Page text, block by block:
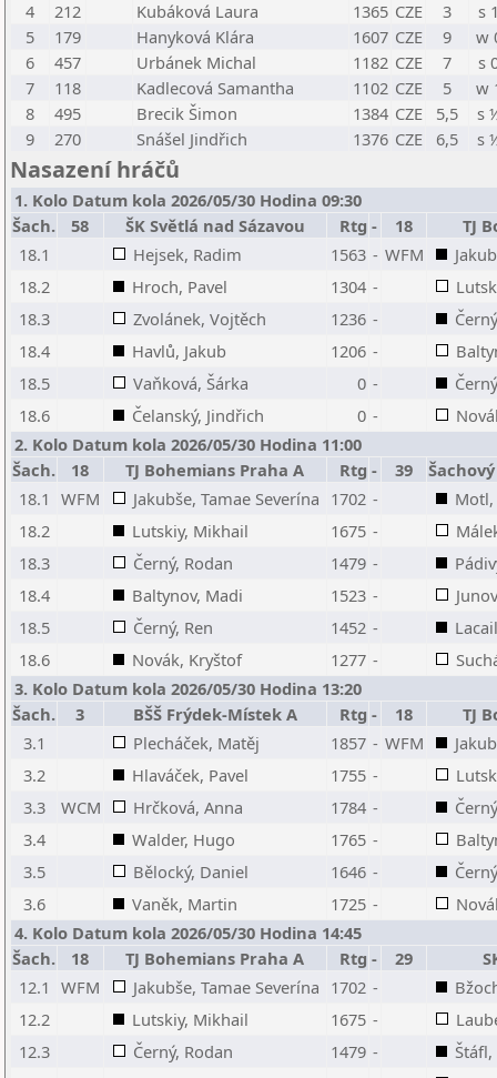
4
212 Kubáková Laura 1365 CZE 3
s
5
179 Hanyková Klára 1607 CZE 9
w
6
457 Urbánek Michal 1182 CZE 7
s
7
118 Kadlecová Samantha 1102 CZE 5
w
8
495 Brecik Šimon 1384 CZE 5,5
s
9
270 Snášel Jindřich 1376 CZE 6,5 s
Nasazení hráčů
1. Kolo Datum kola 2026/05/30 Hodina 09:30
Šach.
58 ŠK Světlá nad Sázavou Rtg - 18
TJ
18.1
Hejsek, Radim 1563 - WFM
18.2
Hroch, Pavel 1304 -
18.3
Zvolánek, Vojtěch 1236 -
18.4
Havlů, Jakub 1206 -
18.5
Vaňková, Šárka 0 -
18.6
Čelanský, Jindřich 0 -
2. Kolo Datum kola 2026/05/30 Hodina 11:00
Šach.
18 TJ Bohemians Praha A Rtg - 39
18.1
WFM Jakubše, Tamae Severína 1702 -
Motl,
18.2
Lutskiy, Mikhail 1675 -
18.3
Černý, Rodan 1479 -
18.4
Baltynov, Madi 1523 -
18.5
Černý, Ren 1452 -
18.6
Novák, Kryštof 1277 -
3. Kolo Datum kola 2026/05/30 Hodina 13:20
Šach.
3 BŠŠ Frýdek-Místek A Rtg - 18
TJ
3.1
Plecháček, Matěj 1857 - WFM
3.2
Hlaváček, Pavel 1755 -
3.3
WCM Hrčková, Anna 1784 -
3.4
Walder, Hugo 1765 -
3.5
Bělocký, Daniel 1646 -
3.6
Vaněk, Martin 1725 -
4. Kolo Datum kola 2026/05/30 Hodina 14:45
Šach.
18 TJ Bohemians Praha A Rtg - 29
12.1
WFM Jakubše, Tamae Severína 1702 -
12.2
Lutskiy, Mikhail 1675 -
12.3
Černý, Rodan 1479 -